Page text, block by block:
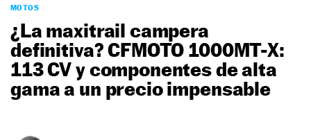
PODCAST
MOTOS
TECNOLOGÍA
SUPERCOCHES
PREMIOS
MOTOS
¿La maxitrail campera
definitiva? CFMOTO 1000MT-X:
113 CV y componentes de alta
gama a un precio impensable